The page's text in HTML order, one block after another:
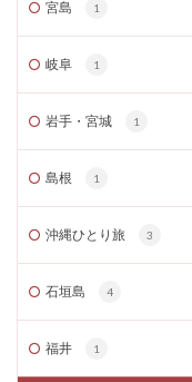
宮島 1
岐阜 1
岩手・宮城 1
島根 1
沖縄ひとり旅 3
石垣島 4
福井 1